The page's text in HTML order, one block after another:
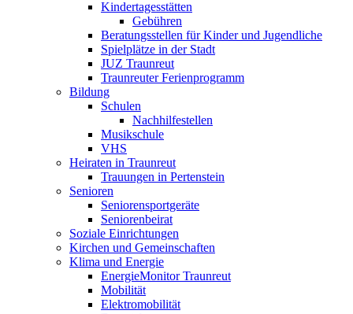
Kindertagesstätten
Gebühren
Beratungsstellen für Kinder und Jugendliche
Spielplätze in der Stadt
JUZ Traunreut
Traunreuter Ferienprogramm
Bildung
Schulen
Nachhilfestellen
Musikschule
VHS
Heiraten in Traunreut
Trauungen in Pertenstein
Senioren
Seniorensportgeräte
Seniorenbeirat
Soziale Einrichtungen
Kirchen und Gemeinschaften
Klima und Energie
EnergieMonitor Traunreut
Mobilität
Elektromobilität